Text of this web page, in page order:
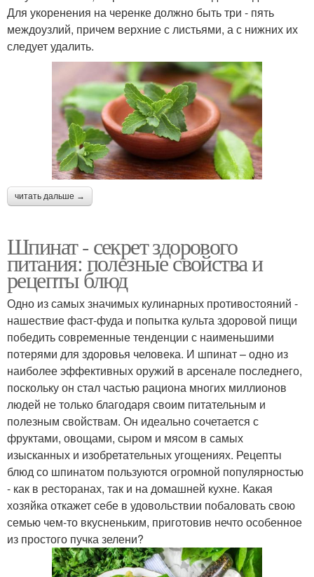
Для укоренения на черенке должно быть три - пять
междоузлий, причем верхние с листьями, а с нижних их
следует удалить.
читать дальше →
Шпинат - секрет здорового
питания: полезные свойства и
рецепты блюд
Одно из самых значимых кулинарных противостояний -
нашествие фаст-фуда и попытка культа здоровой пищи
победить современные тенденции с наименьшими
потерями для здоровья человека. И шпинат – одно из
наиболее эффективных оружий в арсенале последнего,
поскольку он стал частью рациона многих миллионов
людей не только благодаря своим питательным и
полезным свойствам. Он идеально сочетается с
фруктами, овощами, сыром и мясом в самых
изысканных и изобретательных угощениях. Рецепты
блюд со шпинатом пользуются огромной популярностью
- как в ресторанах, так и на домашней кухне. Какая
хозяйка откажет себе в удовольствии побаловать свою
семью чем-то вкусненьким, приготовив нечто особенное
из простого пучка зелени?